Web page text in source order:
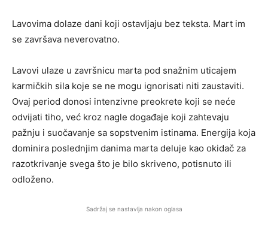
Lavovima dolaze dani koji ostavljaju bez teksta. Mart im
se završava neverovatno.
Lavovi ulaze u završnicu marta pod snažnim uticajem
karmičkih sila koje se ne mogu ignorisati niti zaustaviti.
Ovaj period donosi intenzivne preokrete koji se neće
odvijati tiho, već kroz nagle događaje koji zahtevaju
pažnju i suočavanje sa sopstvenim istinama. Energija koja
dominira poslednjim danima marta deluje kao okidač za
razotkrivanje svega što je bilo skriveno, potisnuto ili
odloženo.
Sadržaj se nastavlja nakon oglasa